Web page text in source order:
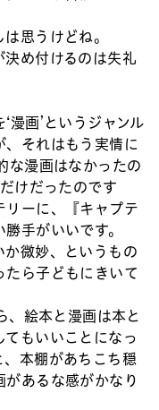
思うけどね。
め付けるのは失礼
漫画’というジャンル
、それはもう実情に
漫画はなかったの
けだったのです
リーに、『キャプテ
手がいいです。
か微妙、というもの
たら子どもにきいて
、絵本と漫画は本と
てもいいことになっ
本棚があちこち穏
あるな感がかなり